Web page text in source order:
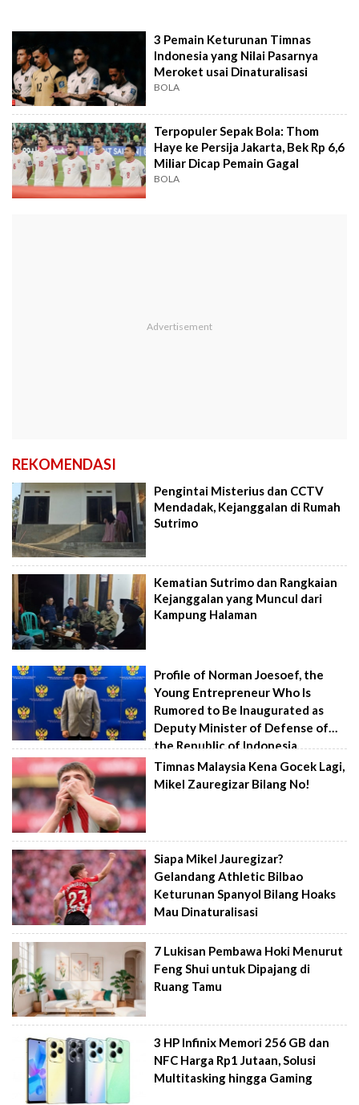
3 Pemain Keturunan Timnas
Indonesia yang Nilai Pasarnya
Meroket usai Dinaturalisasi
BOLA
Terpopuler Sepak Bola: Thom
Haye ke Persija Jakarta, Bek Rp 6,6
Miliar Dicap Pemain Gagal
BOLA
REKOMENDASI
Pengintai Misterius dan CCTV
Mendadak, Kejanggalan di Rumah
Sutrimo
Kematian Sutrimo dan Rangkaian
Kejanggalan yang Muncul dari
Kampung Halaman
Profile of Norman Joesoef, the
Young Entrepreneur Who Is
Rumored to Be Inaugurated as
Deputy Minister of Defense of
the Republic of Indonesia
Timnas Malaysia Kena Gocek Lagi,
Mikel Zauregizar Bilang No!
Siapa Mikel Jauregizar?
Gelandang Athletic Bilbao
Keturunan Spanyol Bilang Hoaks
Mau Dinaturalisasi
7 Lukisan Pembawa Hoki Menurut
Feng Shui untuk Dipajang di
Ruang Tamu
3 HP Infinix Memori 256 GB dan
NFC Harga Rp1 Jutaan, Solusi
Multitasking hingga Gaming